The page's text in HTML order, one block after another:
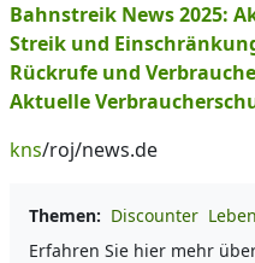
Bahnstreik News 2025:
Streik und
Rückrufe und
Aktuelle
kns/roj/news.de
Themen: Discounter
Erfahren Sie hier mehr